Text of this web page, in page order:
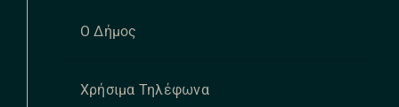
Ο Δήμος
Χρήσιμα Τηλέφωνα